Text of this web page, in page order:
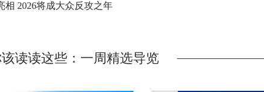
相 2026将成大众反攻之年
读读这些：一周精选导览